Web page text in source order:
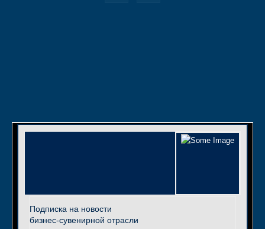
Подписка на новости
бизнес-сувенирной отрасли